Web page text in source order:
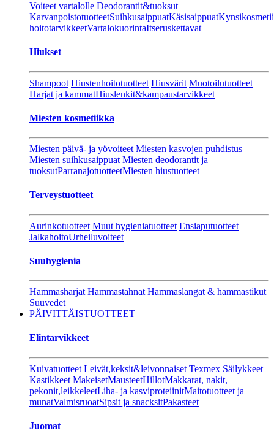
Voiteet vartalolle Deodorantit&tuoksut
KarvanpoistotuotteetSuihkusaippuatKäsisaippuat
hoitotarvikkeetVartalokuorintaItseruskettavat
Hiukset
Shampoot Hiustenhoitotuotteet Hiusvärit Muotoilutuotteet
Harjat ja kammatHiuslenkit&kampaustarvikkeet
Miesten kosmetiikka
Miesten päivä- ja yövoiteet Miesten kasvojen puhdistus
Miesten suihkusaippuat Miesten deodorantit ja
tuoksutParranajotuotteetMiesten hiustuotteet
Terveystuotteet
Aurinkotuotteet Muut hygieniatuotteet Ensiaputuotteet
JalkahoitoUrheiluvoiteet
Suuhygienia
Hammasharjat Hammastahnat Hammaslangat & hammastikut
Suuvedet
PÄIVITTÄISTUOTTEET
Elintarvikkeet
Kuivatuotteet Leivät,keksit&leivonnaiset Texmex Säilykkeet
Kastikkeet MakeisetMausteetHillotMakkarat, nakit,
pekonit,leikkeleetLiha- ja kasviproteiinitMaitotuotteet ja
munatValmisruoatSipsit ja snacksitPakasteet
Juomat